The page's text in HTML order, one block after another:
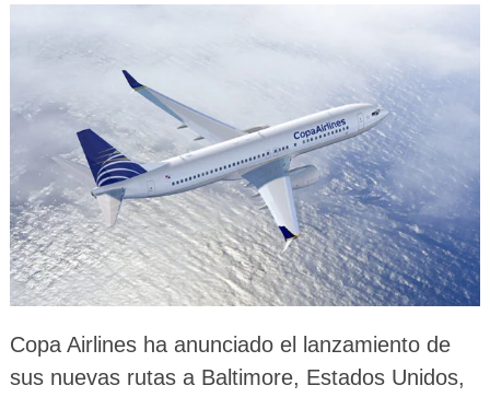
Copa Airlines ha anunciado el lanzamiento de
sus nuevas rutas a Baltimore, Estados Unidos,